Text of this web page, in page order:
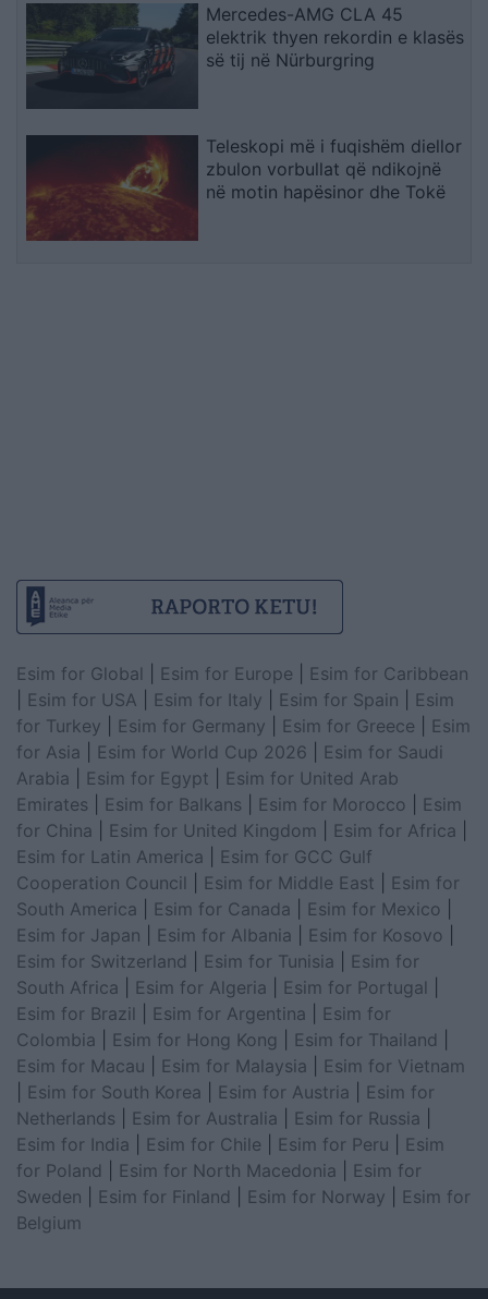
Mercedes-AMG CLA 45
elektrik thyen rekordin e klasës
së tij në Nürburgring
Teleskopi më i fuqishëm diellor
zbulon vorbullat që ndikojnë
në motin hapësinor dhe Tokë
Esim for Global Esim for Europe
Esim for Caribbean
Esim for USA Esim for Italy Esim for Spain
Esim
for Turkey
Esim for Germany Esim for Greece
Esim
for Asia
Esim for World Cup 2026
Esim for Saudi
Arabia
Esim for Egypt
Esim for United Arab
Emirates
Esim for Balkans Esim for Morocco
Esim
for China
Esim for United Kingdom Esim for Africa
Esim for Latin America
Esim for GCC Gulf
Cooperation Council
Esim for Middle East
Esim for
South America
Esim for Canada Esim for Mexico
Esim for Japan
Esim for Albania Esim for Kosovo
Esim for Switzerland
Esim for Tunisia
Esim for
South Africa
Esim for Algeria Esim for Portugal
Esim for Brazil
Esim for Argentina
Esim for
Colombia
Esim for Hong Kong Esim for Thailand
Esim for Macau
Esim for Malaysia
Esim for Vietnam
Esim for South Korea Esim for Austria
Esim for
Netherlands
Esim for Australia Esim for Russia
Esim for India
Esim for Chile Esim for Peru
Esim
for Poland
Esim for North Macedonia
Esim for
Sweden
Esim for Finland Esim for Norway
Esim for
Belgium